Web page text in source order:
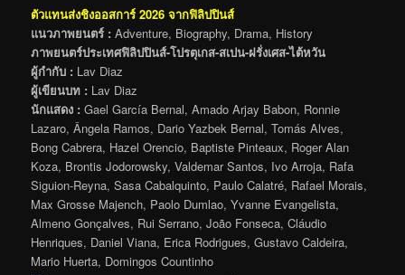
ตัวแทนส่งชิงออสการ์ 2026 จากฟิลิปปินส์
แนวภาพยนตร์ : Adventure, Biography, Drama, History
ภาพยนตร์ประเทศฟิลิปปินส์-โปรตุเกส-สเปน-ฝรั่งเศส-ไต้หวัน
ผู้กำกับ : Lav Diaz
ผู้เขียนบท : Lav Diaz
นักแสดง : Gael García Bernal, Amado Arjay Babon, Ronnie
Lazaro, Ângela Ramos, Dario Yazbek Bernal, Tomás Alves,
Bong Cabrera, Hazel Orencio, Baptiste Pinteaux, Roger Alan
Koza, Brontis Jodorowsky, Valdemar Santos, Ivo Arroja, Rafa
Siguion-Reyna, Sasa Cabalquinto, Paulo Calatré, Rafael Morais,
Max Grosse Majench, Paolo Dumlao, Yvanne Evangelista,
Almeno Gonçalves, Rui Serrano, João Fonseca, Cláudio
Henriques, Daniel Viana, Erica Rodrigues, Gustavo Caldeira,
Mario Huerta, Domingos Countinho